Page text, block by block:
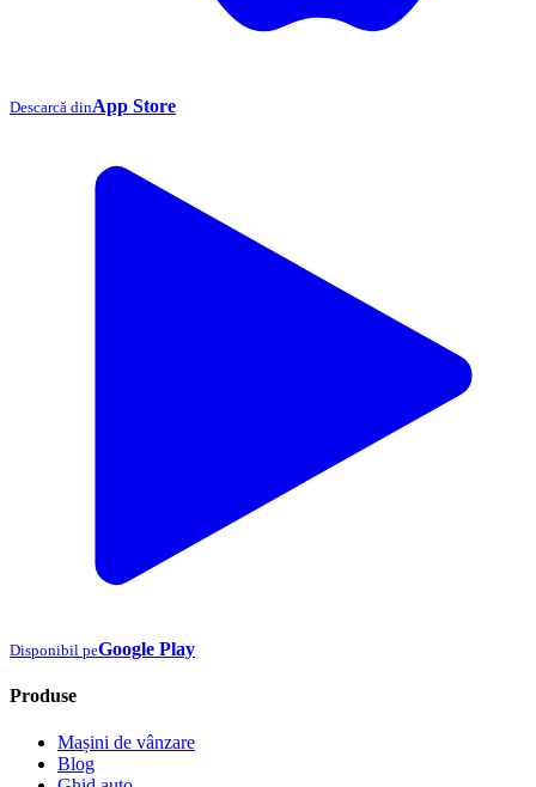
Descarcă dinApp Store
Disponibil peGoogle Play
Produse
Mașini de vânzare
Blog